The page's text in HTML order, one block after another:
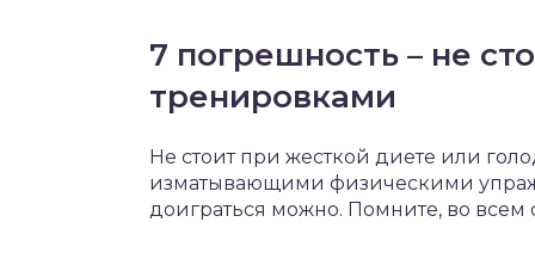
7 погрешность – не
тренировками
Не стоит при жесткой диете или
изматывающими физическими
доиграться можно. Помните, во всем